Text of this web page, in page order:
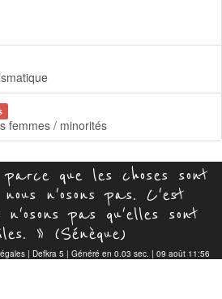
femmes / minorités
que les choses sont
n'osons pas. C'est
pas qu'elles sont
» (Sénèque)
| Defkra 5 | Généré en 0.03 sec. | 09 août 11:56